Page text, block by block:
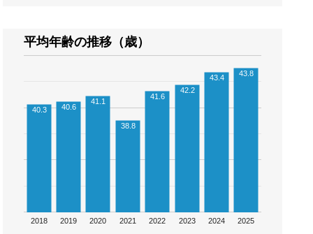
平均年齢の推移（歳）
2018 2019 2020 2021 2022 2023 2024 2025
40.3 40.6
41.1
38.8
41.6
42.2
43.4 43.8